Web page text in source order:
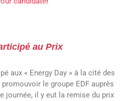
au Prix
aux « Energy Day » à la cité des
le groupe EDF auprès
journée, il y eut la remise du prix